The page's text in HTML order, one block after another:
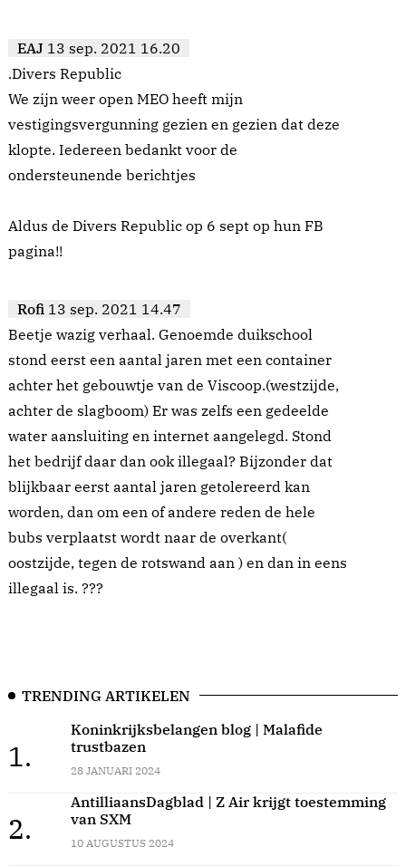
EAJ 13 sep. 2021 16.20
.Divers Republic
We zijn weer open MEO heeft mijn
vestigingsvergunning gezien en gezien dat deze
klopte. Iedereen bedankt voor de
ondersteunende berichtjes
Aldus de Divers Republic op 6 sept op hun FB
pagina!!
Rofi 13 sep. 2021 14.47
Beetje wazig verhaal. Genoemde duikschool
stond eerst een aantal jaren met een container
achter het gebouwtje van de Viscoop.(westzijde,
achter de slagboom) Er was zelfs een gedeelde
water aansluiting en internet aangelegd. Stond
het bedrijf daar dan ook illegaal? Bijzonder dat
blijkbaar eerst aantal jaren getolereerd kan
worden, dan om een of andere reden de hele
bubs verplaatst wordt naar de overkant(
oostzijde, tegen de rotswand aan ) en dan in eens
illegaal is. ???
TRENDING ARTIKELEN
1.
Koninkrijksbelangen blog | Malafide
trustbazen
28 JANUARI 2024
2.
AntilliaansDagblad | Z Air krijgt toestemming
van SXM
10 AUGUSTUS 2024